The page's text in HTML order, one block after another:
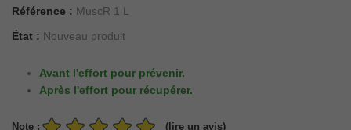
Référence : MuscR 1 L
État : Nouveau produit
Avant l'effort pour prévenir.
Après l'effort pour récupérer.
Note : (lire un avis)